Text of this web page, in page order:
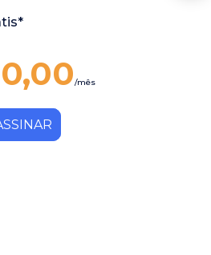
/mês